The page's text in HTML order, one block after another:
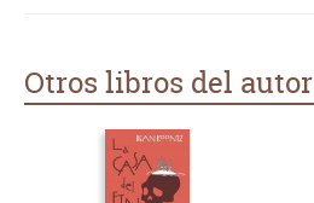
Otros libros del autor